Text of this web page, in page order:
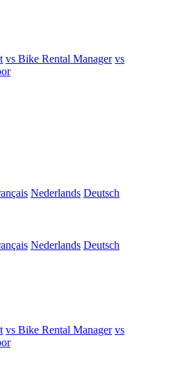
vs Bike Rental Manager vs
Nederlands Deutsch
Nederlands Deutsch
vs Bike Rental Manager vs